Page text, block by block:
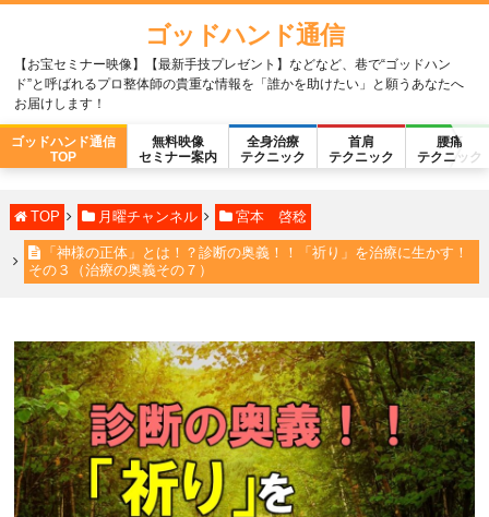
ゴッドハンド通信
【お宝セミナー映像】【最新手技プレゼント】などなど、巷で“ゴッドハン
ド”と呼ばれるプロ整体師の貴重な情報を「誰かを助けたい」と願うあなたへ
お届けします！
ゴッドハンド通信
TOP
無料映像
セミナー案内
全身治療
テクニック
首肩
テクニック
腰痛
テクニック
TOP 月曜チャンネル 宮本 啓稔
「神様の正体」とは！？診断の奥義！！「祈り」を治療に生かす！
その３（治療の奥義その７）